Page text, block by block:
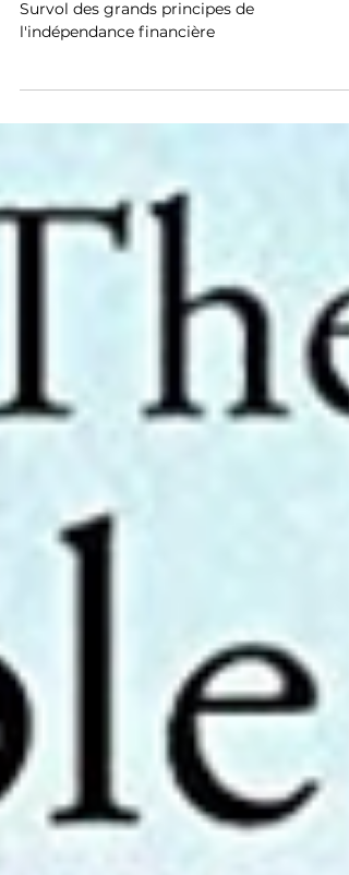
Principes de l'indépendance
financière
Survol des grands principes de